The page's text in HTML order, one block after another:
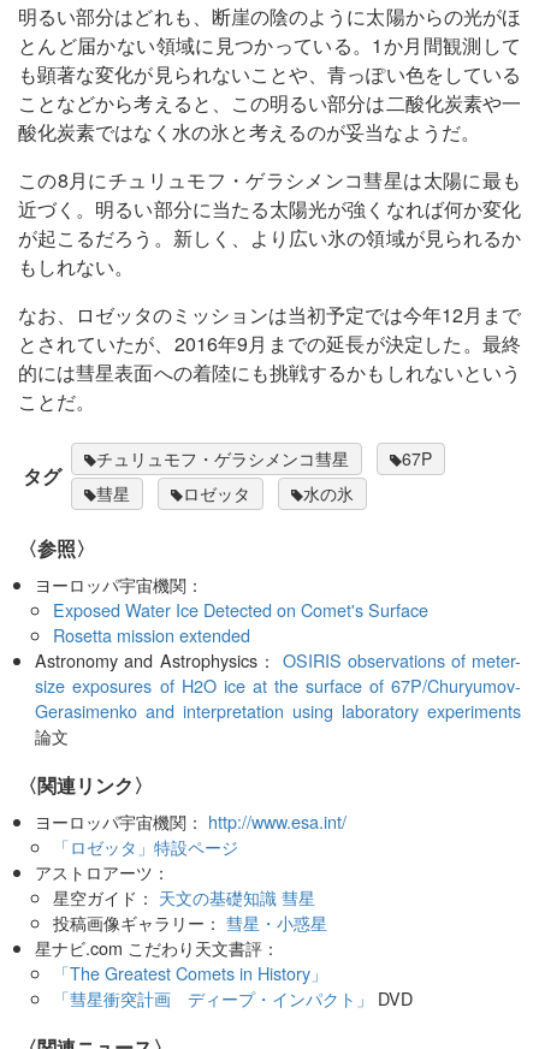
明るい部分はどれも、断崖の陰のように太陽からの光がほ
とんど届かない領域に見つかっている。1か月間観測して
も顕著な変化が見られないことや、青っぽい色をしている
ことなどから考えると、この明るい部分は二酸化炭素や一
酸化炭素ではなく水の氷と考えるのが妥当なようだ。
この8月にチュリュモフ・ゲラシメンコ彗星は太陽に最も
近づく。明るい部分に当たる太陽光が強くなれば何か変化
が起こるだろう。新しく、より広い氷の領域が見られるか
もしれない。
なお、ロゼッタのミッションは当初予定では今年12月まで
とされていたが、2016年9月までの延長が決定した。最終
的には彗星表面への着陸にも挑戦するかもしれないという
ことだ。
タグ
チュリュモフ・ゲラシメンコ彗星
67P
彗星
ロゼッタ 水の氷
〈参照〉
ヨーロッパ宇宙機関：
Exposed Water Ice Detected on Comet's Surface
Rosetta mission extended
Astronomy and Astrophysics： OSIRIS observations of meter-
size exposures of H2O ice at the surface of 67P/Churyumov-
Gerasimenko and interpretation using laboratory experiments
論文
〈関連リンク〉
ヨーロッパ宇宙機関： http://www.esa.int/
「ロゼッタ」特設ページ
アストロアーツ：
星空ガイド： 天文の基礎知識 彗星
投稿画像ギャラリー： 彗星・小惑星
星ナビ.com こだわり天文書評：
「The Greatest Comets in History」
「彗星衝突計画 ディープ・インパクト」
DVD